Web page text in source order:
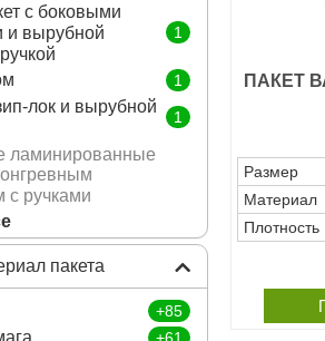
ручкой и донной
ручками
ручками
донной складкой
с боковыми
и вырубной
1
1
лок и вырубной
1
ламинированные
с ручками
Duty
пакета
+85
+61
ПАКЕТ
Размер
Материал
Плотность